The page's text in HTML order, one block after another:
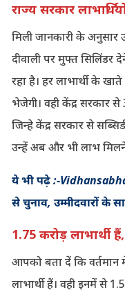
राज्य सरकार
मिली जानकारी के अनुसार
दीवाली पर मुफ्त सिलिंडर
रहा है। हर लाभार्थी के
भेजेगी। वही केंद्र सरकार से
जिन्हे केंद्र सरकार से
उन्हें अब और भी लाभ मिलने
ये भी पढ़े :-
से चुनाव, उम्मीदवारों के
1.75 करोड़ लाभार्थी
आपको बता दें कि वर्तमान
लाभार्थी हैं। वही इनमें से